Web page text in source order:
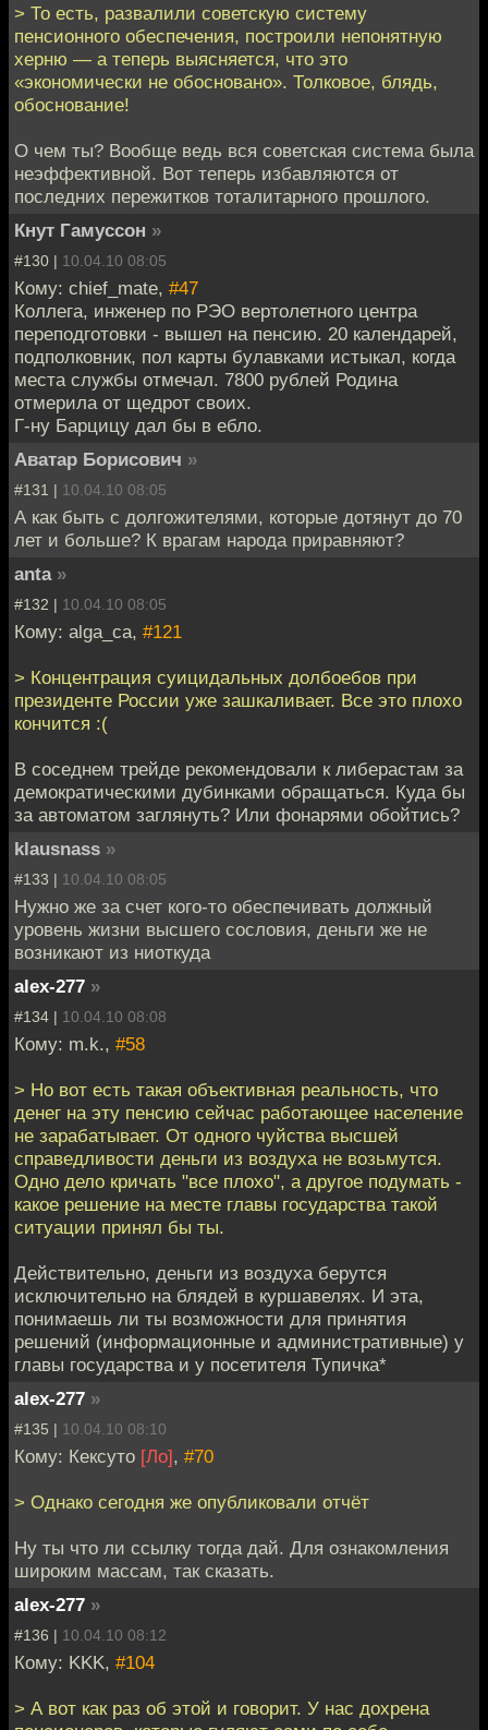
> То есть, развалили советскую систему
пенсионного обеспечения, построили непонятную
херню — а теперь выясняется, что это
«экономически не обосновано». Толковое, блядь,
обоснование!
О чем ты? Вообще ведь вся советская система была
неэффективной. Вот теперь избавляются от
последних пережитков тоталитарного прошлого.
Кнут Гамуссон »
#130 | 10.04.10 08:05
Кому: chief_mate, #47
Коллега, инженер по РЭО вертолетного центра
переподготовки - вышел на пенсию. 20 календарей,
подполковник, пол карты булавками истыкал, когда
места службы отмечал. 7800 рублей Родина
отмерила от щедрот своих.
Г-ну Барцицу дал бы в ебло.
Аватар Борисович »
#131 | 10.04.10 08:05
А как быть с долгожителями, которые дотянут до 70
лет и больше? К врагам народа приравняют?
anta »
#132 | 10.04.10 08:05
Кому: alga_ca, #121
> Концентрация суицидальных долбоебов при
президенте России уже зашкаливает. Все это плохо
кончится :(
В соседнем трейде рекомендовали к либерастам за
демократическими дубинками обращаться. Куда бы
за автоматом заглянуть? Или фонарями обойтись?
klausnass »
#133 | 10.04.10 08:05
Нужно же за счет кого-то обеспечивать должный
уровень жизни высшего сословия, деньги же не
возникают из ниоткуда
alex-277 »
#134 | 10.04.10 08:08
Кому: m.k., #58
> Но вот есть такая объективная реальность, что
денег на эту пенсию сейчас работающее население
не зарабатывает. От одного чуйства высшей
справедливости деньги из воздуха не возьмутся.
Одно дело кричать "все плохо", а другое подумать -
какое решение на месте главы государства такой
ситуации принял бы ты.
Действительно, деньги из воздуха берутся
исключительно на блядей в куршавелях. И эта,
понимаешь ли ты возможности для принятия
решений (информационные и административные) у
главы государства и у посетителя Тупичка*
alex-277 »
#135 | 10.04.10 08:10
Кому: Кексуто [Ло], #70
> Однако сегодня же опубликовали отчёт
Ну ты что ли ссылку тогда дай. Для ознакомления
широким массам, так сказать.
alex-277 »
#136 | 10.04.10 08:12
Кому: KKK, #104
> А вот как раз об этой и говорит. У нас дохрена